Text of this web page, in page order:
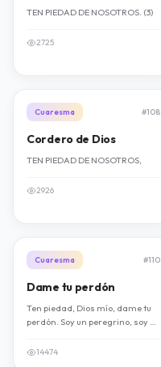
TEN PIEDAD DE NOSOTROS. (3)
2725
Cuaresma #108
Cordero de Dios
TEN PIEDAD DE NOSOTROS,
2926
Cuaresma #110
Dame tu perdón
Ten piedad, Dios mío, dame tu
perdón. Soy un peregrino, soy un
piedad, Señor. Vuelve a mí tus
14474